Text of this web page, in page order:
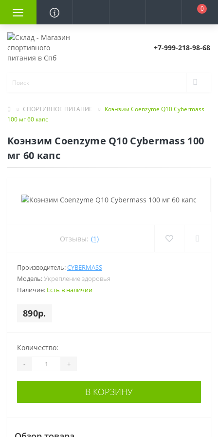
0
+7-999-218-98-68
СПОРТИВНОЕ ПИТАНИЕ
Коэнзим Coenzyme Q10 Cybermass
100 мг 60 капс
Коэнзим Coenzyme Q10 Cybermass 100
мг 60 капс
Отзывы: (1)
Производитель:CYBERMASS
Модель:Укрепление здоровья
Наличие: Есть в наличии
890р.
Количество:
- +
В КОРЗИНУ